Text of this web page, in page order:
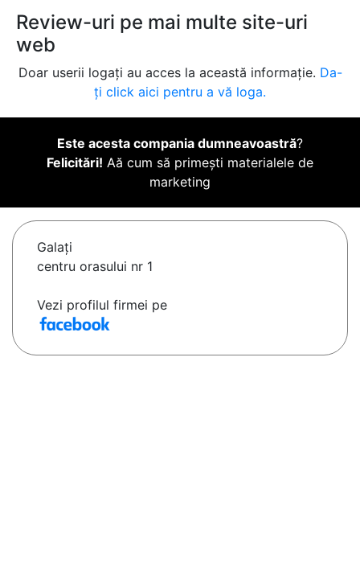
Review-uri pe mai multe site-uri
web
Doar userii logați au acces la această informație. Da-
ți click aici pentru a vă loga.
Este acesta compania dumneavoastră?
Felicitări! Aă cum să primești materialele de
marketing
Galaţi
centru orasului nr 1
Vezi profilul firmei pe